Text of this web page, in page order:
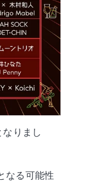
りまし
なる可能性